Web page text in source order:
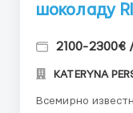
шоколаду
2100-2300€
KATERYNA
Всемирно